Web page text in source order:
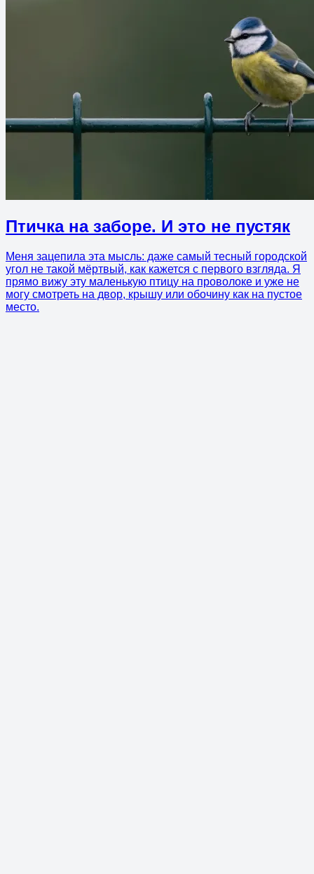
Птичка на заборе. И это не пустяк
Меня зацепила эта мысль: даже самый тесный городской
угол не такой мёртвый, как кажется с первого взгляда. Я
прямо вижу эту маленькую птицу на проволоке и уже не
могу смотреть на двор, крышу или обочину как на пустое
место.